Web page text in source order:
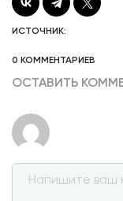
ИСТОЧНИК:
0 КОММЕНТАРИЕВ
ОСТАВИТЬ